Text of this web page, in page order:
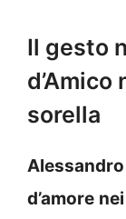
Il gesto
sorella
Alessandro
d’amore